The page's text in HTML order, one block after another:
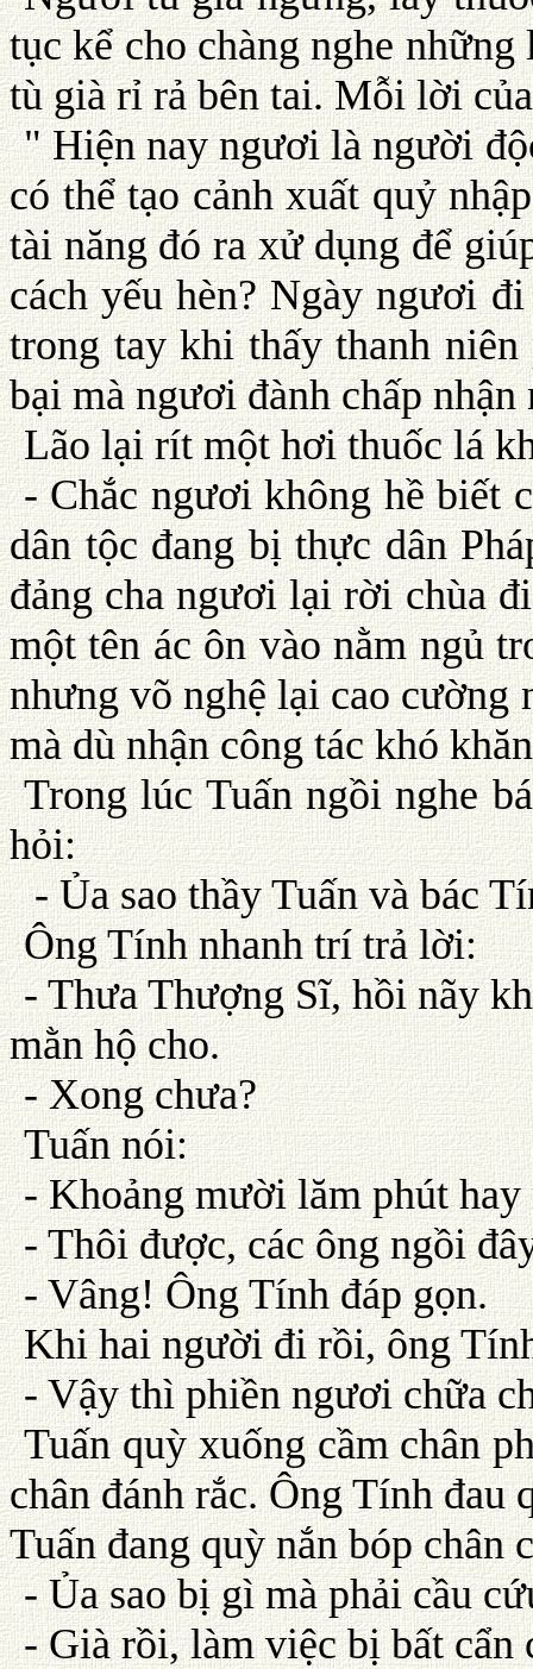
tục kể cho chàng nghe
tù già rỉ rả bên tai. Mỗi lời
" Hiện nay ngươi là người
có thể tạo cảnh xuất quỷ
tài năng đó ra xử dụng để
cách yếu hèn? Ngày ngươi
trong tay khi thấy thanh
bại mà ngươi đành chấp
Lão lại rít một hơi thuốc lá
- Chắc ngươi không hề biết
dân tộc đang bị thực dân
đảng cha ngươi lại rời chùa
một tên ác ôn vào nằm ngủ
nhưng võ nghệ lại cao cường
mà dù nhận công tác khó
Trong lúc Tuấn ngồi nghe
hỏi:
- Ủa sao thầy Tuấn và bác
Ông Tính nhanh trí trả lời:
- Thưa Thượng Sĩ, hồi nãy
mằn hộ cho.
- Xong chưa?
Tuấn nói:
- Khoảng mười lăm phút
- Thôi được, các ông ngồi
- Vâng! Ông Tính đáp gọn.
Khi hai người đi rồi, ông
- Vậy thì phiền ngươi chữa
Tuấn quỳ xuống cầm chân
chân đánh rắc. Ông Tính
Tuấn đang quỳ nắn bóp
- Ủa sao bị gì mà phải cầu
- Già rồi, làm việc bị bất cẩn